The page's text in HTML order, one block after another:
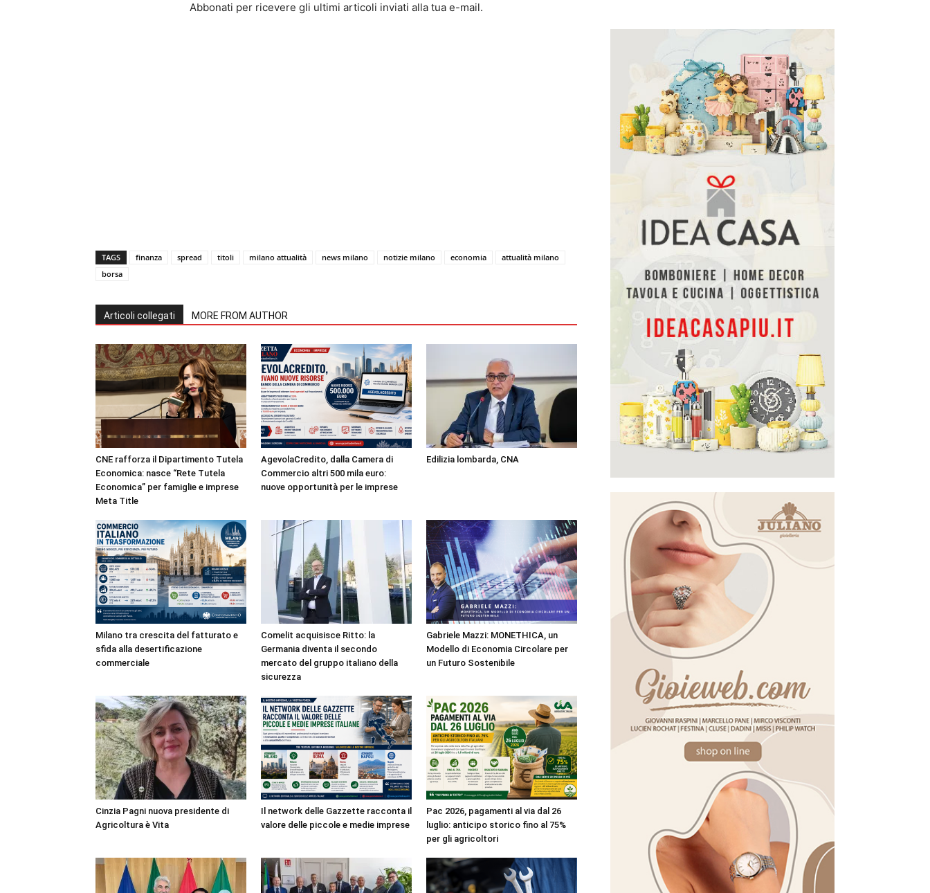
Abbonati per ricevere gli ultimi articoli inviati alla tua e-mail.
TAGS finanza spread titoli milano attualità news milano notizie milano economia
attualità milano
borsa
Articoli collegati MORE FROM AUTHOR
CNE rafforza il Dipartimento Tutela
Economica: nasce “Rete Tutela
Economica” per famiglie e imprese
Meta Title
AgevolaCredito, dalla Camera di
Commercio altri 500 mila euro:
nuove opportunità per le imprese
Edilizia lombarda, CNA
Milano tra crescita del fatturato e
sfida alla desertificazione
commerciale
Comelit acquisisce Ritto: la
Germania diventa il secondo
mercato del gruppo italiano della
sicurezza
Gabriele Mazzi: MONETHICA, un
Modello di Economia Circolare per
un Futuro Sostenibile
Cinzia Pagni nuova presidente di
Agricoltura è Vita
Il network delle Gazzette racconta il
valore delle piccole e medie imprese
Pac 2026, pagamenti al via dal 26
luglio: anticipo storico fino al 75%
per gli agricoltori